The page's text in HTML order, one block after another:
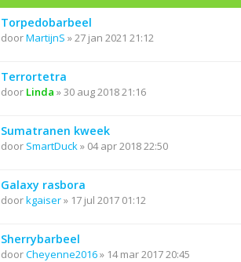
Torpedobarbeel
doorMartijnS »27 jan 2021 21:12
Terrortetra
door Linda »30 aug 2018 21:16
Sumatranen kweek
door SmartDuck» 04 apr 2018 22:50
Galaxy rasbora
doorkgaiser» 17 jul 2017 01:12
Sherrybarbeel
doorCheyenne2016» 14 mar 2017 20:45